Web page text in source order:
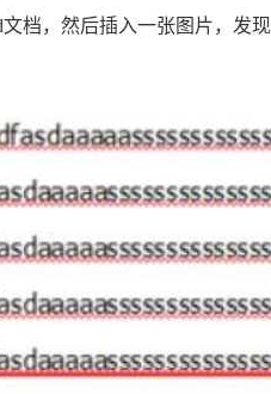
档，然后插入一张图片，发